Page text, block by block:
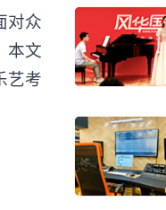
对众
本文
艺考